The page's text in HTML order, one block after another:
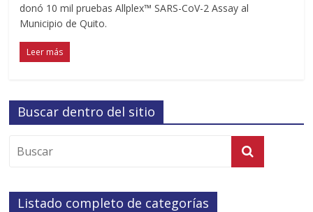
donó 10 mil pruebas Allplex™ SARS-CoV-2 Assay al
Municipio de Quito.
Leer más
Buscar dentro del sitio
Listado completo de categorías